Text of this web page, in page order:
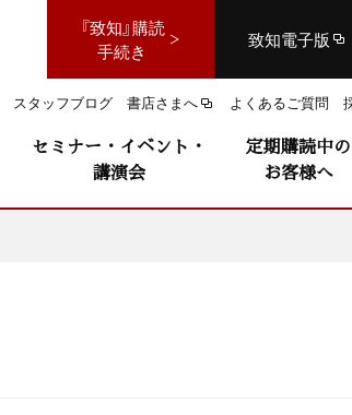
『致知』購読
手続き
致知電子版
スタッフブログ 書店さまへ よくあるご質問
セミナー・イベント・
講演会
定期購読中の
お客様へ